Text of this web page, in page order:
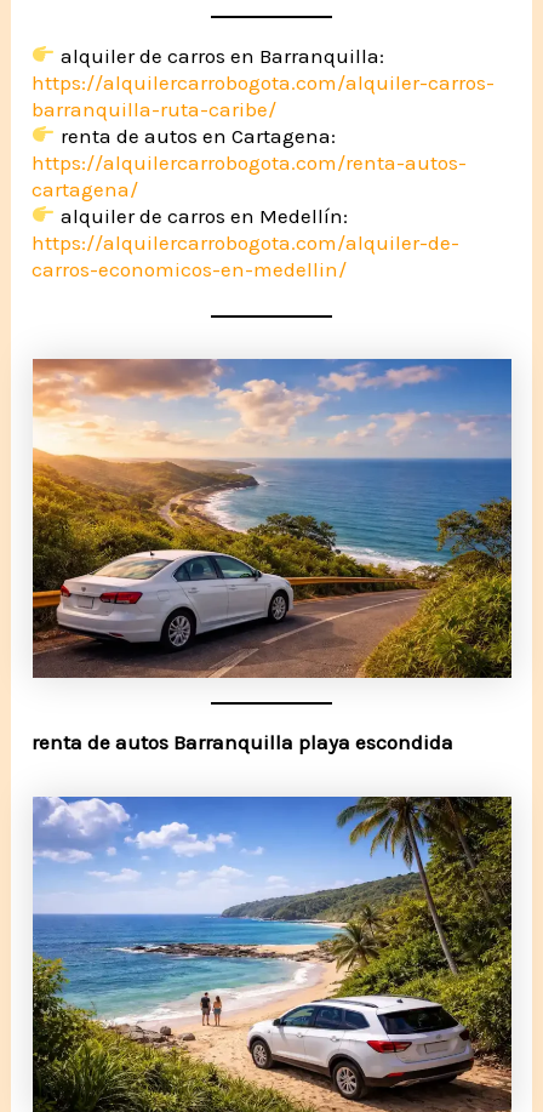
alquiler de carros en Barranquilla:
https://alquilercarrobogota.com/alquiler-carros-
barranquilla-ruta-caribe/
renta de autos en Cartagena:
https://alquilercarrobogota.com/renta-autos-
cartagena/
alquiler de carros en Medellín:
https://alquilercarrobogota.com/alquiler-de-
carros-economicos-en-medellin/
renta de autos Barranquilla playa escondida